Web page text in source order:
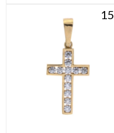
15